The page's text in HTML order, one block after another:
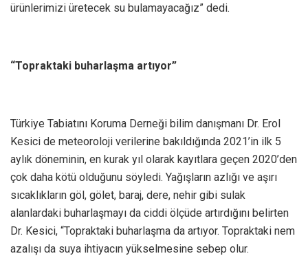
ürünlerimizi üretecek su bulamayacağız” dedi.
“Topraktaki buharlaşma artıyor”
Türkiye Tabiatını Koruma Derneği bilim danışmanı Dr. Erol
Kesici de meteoroloji verilerine bakıldığında 2021’in ilk 5
aylık döneminin, en kurak yıl olarak kayıtlara geçen 2020’den
çok daha kötü olduğunu söyledi. Yağışların azlığı ve aşırı
sıcaklıkların göl, gölet, baraj, dere, nehir gibi sulak
alanlardaki buharlaşmayı da ciddi ölçüde artırdığını belirten
Dr. Kesici, “Topraktaki buharlaşma da artıyor. Topraktaki nem
azalışı da suya ihtiyacın yükselmesine sebep olur.